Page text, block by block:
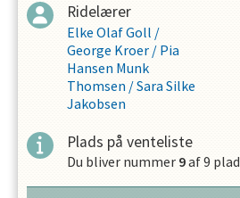
Ridelærer
Elke Olaf Goll /
George Kroer/ Pia
Hansen Munk
Thomsen/Sara Silke
Jakobsen
Plads på venteliste
Du bliver nummer 9af9